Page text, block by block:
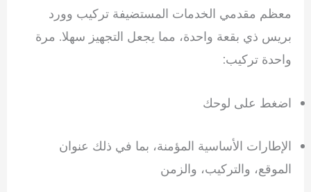
معظم مقدمي الخدمات المستضيفة تركيب وورد
بريس ذي بقعة واحدة، مما يجعل التجهيز سهلا. مرة
واحدة تركيب:
اضغط على لوحك
الإطارات الأساسية المؤمنة، بما في ذلك عنوان
الموقع، والتركيب، والزمن